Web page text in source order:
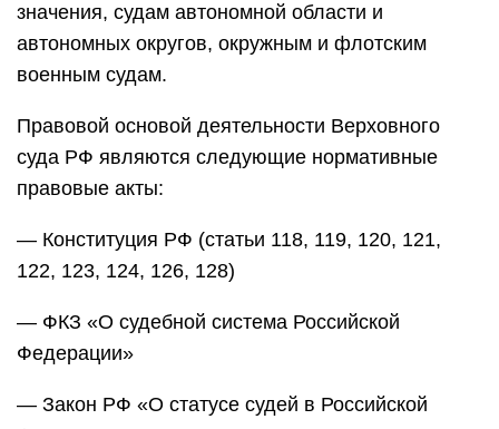
значения, судам автономной области и
автономных округов, окружным и флотским
военным судам.
Правовой основой деятельности Верховного
суда РФ являются следующие нормативные
правовые акты:
— Конституция РФ (статьи 118, 119, 120, 121,
122, 123, 124, 126, 128)
— ФКЗ «О судебной система Российской
Федерации»
— Закон РФ «О статусе судей в Российской